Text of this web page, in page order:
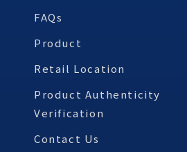
FAQs
Product
Retail Location
Product Authenticity
Verification
Contact Us